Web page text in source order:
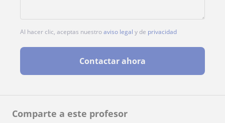
Comparte a este profesor
Al hacer clic, aceptas nuestroaviso legal y de privacidad
Contactar ahora